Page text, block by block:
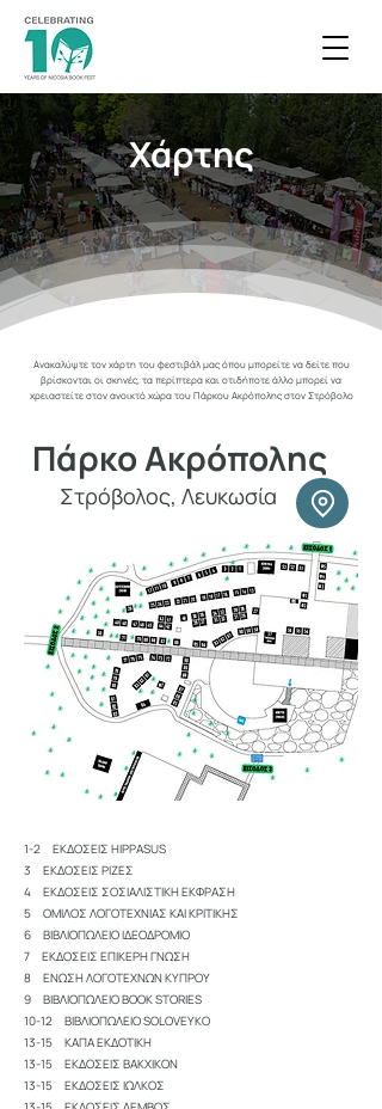
Χάρτης
Ανακαλύψτε τον χάρτη του φεστιβάλ μας όπου μπορείτε να δείτε που
βρίσκονται οι σκηνές, τα περίπτερα και οτιδήποτε άλλο μπορεί να
χρειαστείτε στον ανοικτό χώρα του Πάρκου Ακρόπολης στον Στρόβολο
Πάρκο Ακρόπολης
Στρόβολος, Λευκωσία
1-2 ΕΚΔΟΣΕΙΣ HIPPASUS
3 ΕΚΔΟΣΕΙΣ ΡΙΖΕΣ
4 ΕΚΔΟΣΕΙΣ ΣΟΣΙΑΛΙΣΤΙΚΗ ΕΚΦΡΑΣΗ
5 ΟΜΙΛΟΣ ΛΟΓΟΤΕΧΝΙΑΣ ΚΑΙ ΚΡΙΤΙΚΗΣ
6 ΒΙΒΛΙΟΠΩΛΕΙΟ ΙΔΕΟΔΡΟΜΙΟ
7 ΕΚΔΟΣΕΙΣ ΕΠΙΚΕΡΗ ΓΝΩΣΗ
8 ΕΝΩΣΗ ΛΟΓΟΤΕΧΝΩΝ ΚΥΠΡΟΥ
9 ΒΙΒΛΙΟΠΩΛΕΙΟ BOOK STORIES
10-12 ΒΙΒΛΙΟΠΩΛΕΙΟ SOLOVEYKO
13-15 ΚΑΠΑ ΕΚΔΟΤΙΚΗ
13-15 ΕΚΔΟΣΕΙΣ ΒΑΚΧΙΚΟΝ
13-15 ΕΚΔΟΣΕΙΣ ΙΩΛΚΟΣ